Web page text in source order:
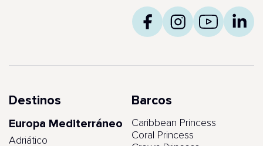
Destinos
Europa Mediterráneo
Adriático
Barcos
Caribbean Princess
Coral Princess